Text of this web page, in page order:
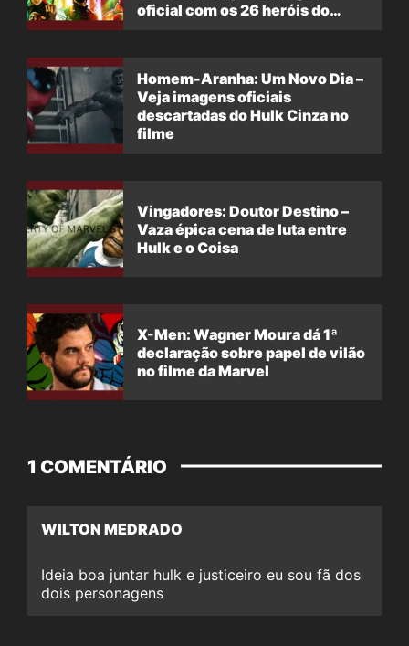
oficial com os 26 heróis do
Homem-Aranha: Um Novo Dia –
Veja imagens oficiais
descartadas do Hulk Cinza no
filme
Vingadores: Doutor Destino –
Vaza épica cena de luta entre
Hulk e o Coisa
X-Men: Wagner Moura dá 1ª
declaração sobre papel de vilão
no filme da Marvel
1 COMENTÁRIO
WILTON MEDRADO
Ideia boa juntar hulk e justiceiro eu sou fã dos
dois personagens